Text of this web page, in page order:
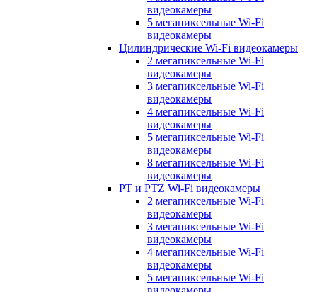
видеокамеры
5 мегапиксельные Wi-Fi
видеокамеры
Цилиндрические Wi-Fi видеокамеры
2 мегапиксельные Wi-Fi
видеокамеры
3 мегапиксельные Wi-Fi
видеокамеры
4 мегапиксельные Wi-Fi
видеокамеры
5 мегапиксельные Wi-Fi
видеокамеры
8 мегапиксельные Wi-Fi
видеокамеры
PT и PTZ Wi-Fi видеокамеры
2 мегапиксельные Wi-Fi
видеокамеры
3 мегапиксельные Wi-Fi
видеокамеры
4 мегапиксельные Wi-Fi
видеокамеры
5 мегапиксельные Wi-Fi